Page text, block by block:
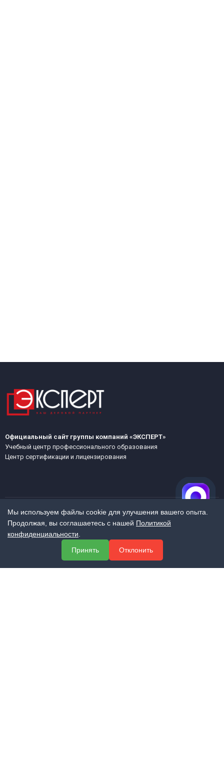
Официальный сайт группы компаний «ЭКСПЕРТ»
Учебный центр профессионального образования
Центр сертификации и лицензирования
МЕНЮ
Мы используем файлы cookie для улучшения вашего опыта.
Продолжая, вы соглашаетесь с нашей Политикой
конфиденциальности
Принять
Отклонить